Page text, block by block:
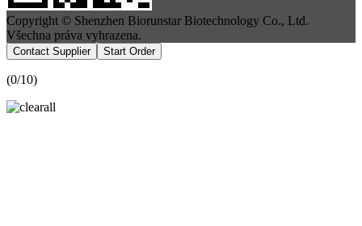
Copyright © Shenzhen Biorunstar Biotechnology Co., Ltd.
Všechna práva vyhrazena.
Contact Supplier Start Order
(0/10)